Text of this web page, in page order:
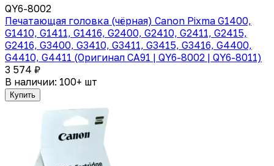
QY6-8002
Печатающая головка (чёрная) Canon Pixma G1400,
G1410, G1411, G1416, G2400, G2410, G2411, G2415,
G2416, G3400, G3410, G3411, G3415, G3416, G4400,
G4410, G4411 (Оригинал CA91 | QY6-8002 | QY6-8011)
3 574 ₽
В наличии: 100+ шт
Купить